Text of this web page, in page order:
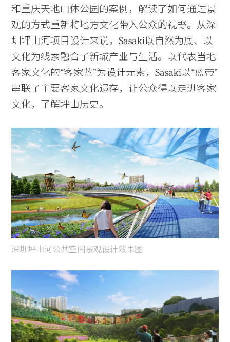
和重庆天地山体公园的案例，解读了如何通过景
观的方式重新将地方文化带入公众的视野。从深
圳坪山河项目设计来说，Sasaki以自然为底、以
文化为线索融合了新城产业与生活。以代表当地
客家文化的“客家蓝”为设计元素，Sasaki以“蓝带”
串联了主要客家文化遗存，让公众得以走进客家
文化，了解坪山历史。
深圳坪山河公共空间景观设计效果图